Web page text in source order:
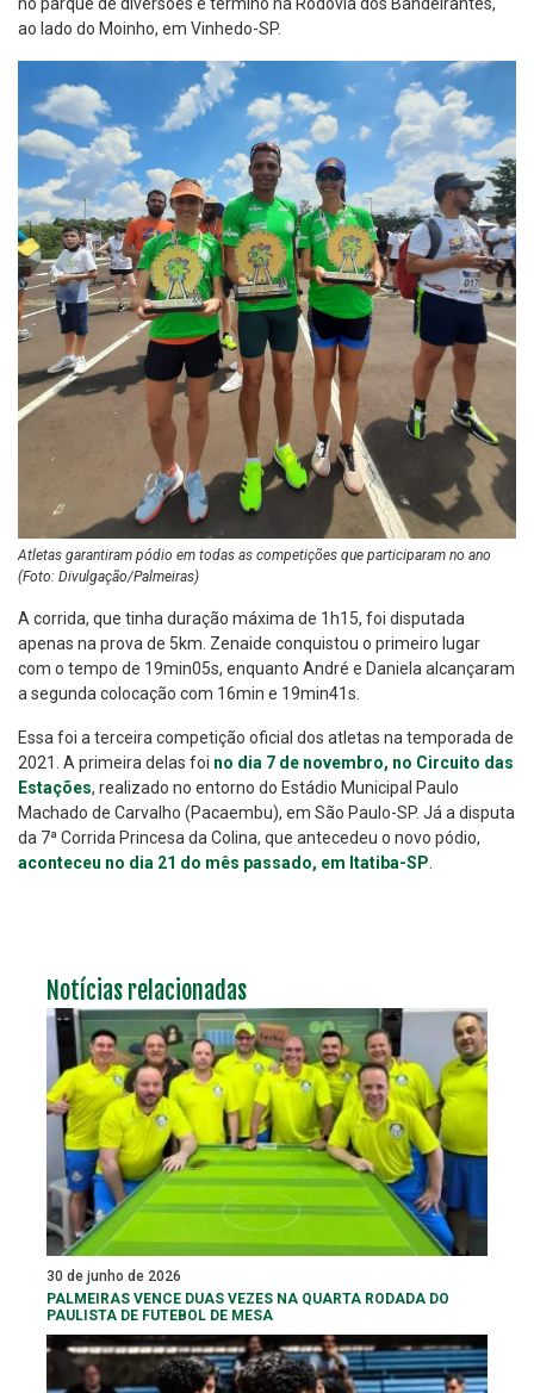
ao lado do Moinho, em Vinhedo-SP.
Atletas garantiram pódio em todas as competições que participaram no ano
(Foto: Divulgação/Palmeiras)
A corrida, que tinha duração máxima de 1h15, foi disputada
apenas na prova de 5km. Zenaide conquistou o primeiro lugar
com o tempo de 19min05s, enquanto André e Daniela alcançaram
a segunda colocação com 16min e 19min41s.
Essa foi a terceira competição oficial dos atletas na temporada de
2021. A primeira delas foi no dia 7 de novembro, no Circuito das
Estações, realizado no entorno do Estádio Municipal Paulo
Machado de Carvalho (Pacaembu), em São Paulo-SP. Já a disputa
da 7ª Corrida Princesa da Colina, que antecedeu o novo pódio,
aconteceu no dia 21 do mês passado, em Itatiba-SP
Notícias relacionadas
30 de junho de 2026
PALMEIRAS VENCE DUAS VEZES NA QUARTA RODADA DO
PAULISTA DE FUTEBOL DE MESA